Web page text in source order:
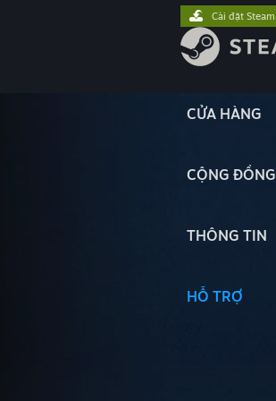
CỬA HÀNG
CỘNG ĐỒNG
THÔNG TIN
HỖ TRỢ
Cài đặt Steam